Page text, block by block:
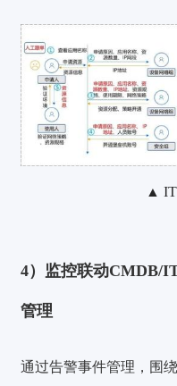
▲
4）监控联动CMDB/
管理
通过告警事件管理，围